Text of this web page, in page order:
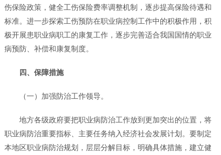
伤保险政策，健全工伤保险费率调整机制，逐步提高保险待遇和
标准。进一步探索工伤预防在职业病控制工作中的积极作用，积
极开展患职业病职工的康复工作，逐步完善适合我国国情的职业
病预防、补偿和康复制度。
四、保障措施
（一）加强防治工作领导。
地方各级政府要把职业病防治工作放到更加突出的位置，将
职业病防治重要指标、主要任务纳入经济社会发展计划。要制定
本地区职业病防治规划，层层分解目标，明确具体措施，建立健